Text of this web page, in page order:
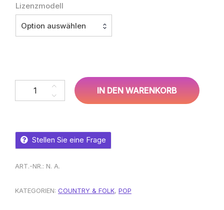
Lizenzmodell
Option auswählen
Sean O´Haines, Angel Carter – Mama’s House Menge
IN DEN WARENKORB
Stellen Sie eine Frage
ART.-NR.: N. A.
KATEGORIEN: COUNTRY & FOLK, POP